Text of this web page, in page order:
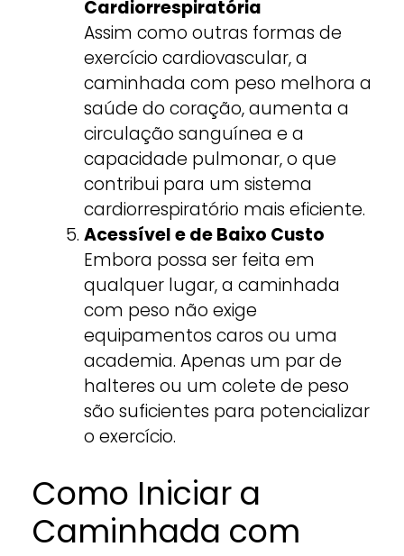
Cardiorrespiratória
Assim como outras formas de
exercício cardiovascular, a
caminhada com peso melhora a
saúde do coração, aumenta a
circulação sanguínea e a
capacidade pulmonar, o que
contribui para um sistema
cardiorrespiratório mais eficiente.
Acessível e de Baixo Custo
Embora possa ser feita em
qualquer lugar, a caminhada
com peso não exige
equipamentos caros ou uma
academia. Apenas um par de
halteres ou um colete de peso
são suficientes para potencializar
o exercício.
Como Iniciar a
Caminhada com